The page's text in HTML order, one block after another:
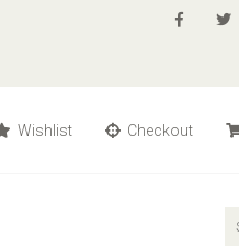
Wishlist Checkout